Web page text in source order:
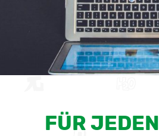
FÜR